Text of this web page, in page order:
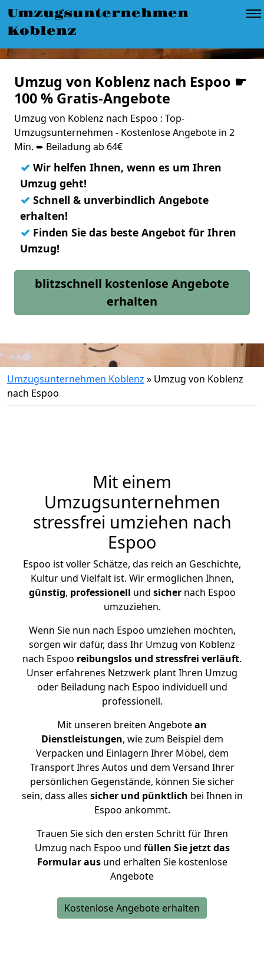
Umzugsunternehmen
Koblenz
Umzug von Koblenz nach Espoo ☛
100 % Gratis-Angebote
Umzug von Koblenz nach Espoo : Top-
Umzugsunternehmen - Kostenlose Angebote in 2
Min. ➨ Beiladung ab 64€
✓ Wir helfen Ihnen, wenn es um Ihren
Umzug geht!
✓ Schnell & unverbindlich Angebote
erhalten!
✓ Finden Sie das beste Angebot für Ihren
Umzug!
blitzschnell kostenlose Angebote
erhalten
Umzugsunternehmen Koblenz » Umzug von Koblenz
nach Espoo
Mit einem
Umzugsunternehmen
stressfrei umziehen nach
Espoo
Espoo ist voller Schätze, das reich an Geschichte,
Kultur und Vielfalt ist. Wir ermöglichen Ihnen,
günstig, professionell und sichernach Espoo
umzuziehen.
Wenn Sie nun nach Espoo umziehen möchten,
sorgen wir dafür, dass Ihr Umzug von Koblenz
nach Espoo reibungslos und stressfrei verläuft.
Unser erfahrenes Netzwerk plant Ihren Umzug
oder Beiladung nach Espoo individuell und
professionell.
Mit unseren breiten Angebotean
Dienstleistungen, wie zum Beispiel dem
Verpacken und Einlagern Ihrer Möbel, dem
Transport Ihres Autos und dem Versand Ihrer
persönlichen Gegenstände, können Sie sicher
sein, dass alles sicher und pünktlich bei Ihnen in
Espoo ankommt.
Trauen Sie sich den ersten Schritt für Ihren
Umzug nach Espoo und füllen Sie jetzt das
Formular ausund erhalten Sie kostenlose
Angebote
Kostenlose Angebote erhalten